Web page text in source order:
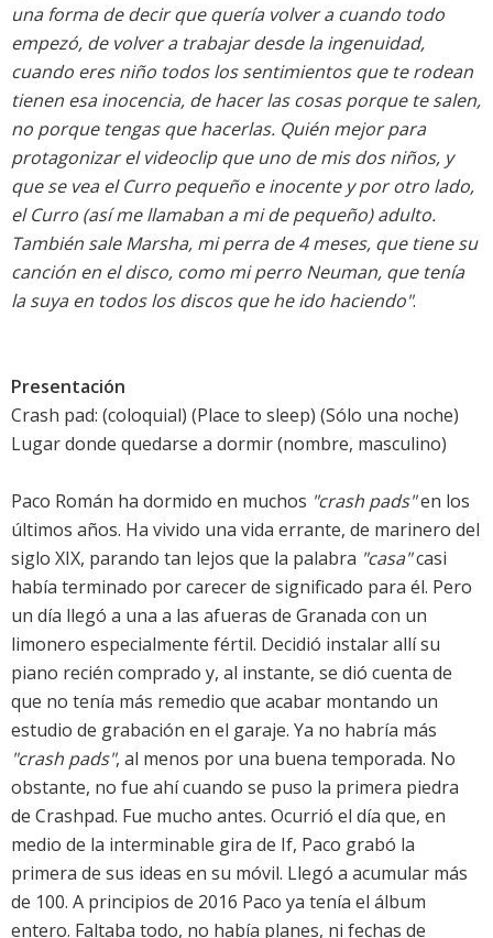
una forma de decir que quería volver a cuando todo
empezó, de volver a trabajar desde la ingenuidad,
cuando eres niño todos los sentimientos que te rodean
tienen esa inocencia, de hacer las cosas porque te salen,
no porque tengas que hacerlas. Quién mejor para
protagonizar el videoclip que uno de mis dos niños, y
que se vea el Curro pequeño e inocente y por otro lado,
el Curro (así me llamaban a mi de pequeño) adulto.
También sale Marsha, mi perra de 4 meses, que tiene su
canción en el disco, como mi perro Neuman, que tenía
la suya en todos los discos que he ido haciendo".
Presentación
Crash pad: (coloquial) (Place to sleep) (Sólo una noche)
Lugar donde quedarse a dormir (nombre, masculino)
Paco Román ha dormido en muchos "crash pads"en los
últimos años. Ha vivido una vida errante, de marinero del
siglo XIX, parando tan lejos que la palabra "casa"casi
había terminado por carecer de significado para él. Pero
un día llegó a una a las afueras de Granada con un
limonero especialmente fértil. Decidió instalar allí su
piano recién comprado y, al instante, se dió cuenta de
que no tenía más remedio que acabar montando un
estudio de grabación en el garaje. Ya no habría más
"crash pads", al menos por una buena temporada. No
obstante, no fue ahí cuando se puso la primera piedra
de Crashpad. Fue mucho antes. Ocurrió el día que, en
medio de la interminable gira de If, Paco grabó la
primera de sus ideas en su móvil. Llegó a acumular más
de 100. A principios de 2016 Paco ya tenía el álbum
entero. Faltaba todo, no había planes, ni fechas de